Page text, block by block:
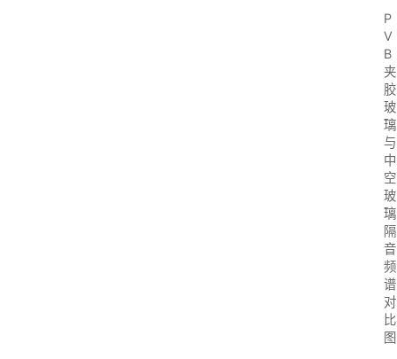
P
V
B
夹
胶
玻
璃
与
中
空
玻
璃
隔
音
频
谱
对
比
图